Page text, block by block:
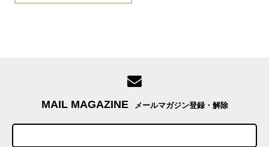
MAIL MAGAZINE メールマガジン登録・解除